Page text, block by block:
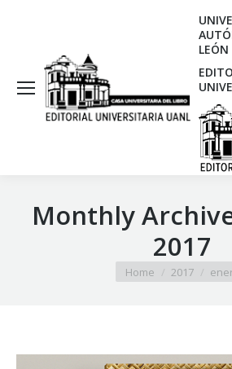
LEÓN
Monthly
2017
You are here:
Home 2017